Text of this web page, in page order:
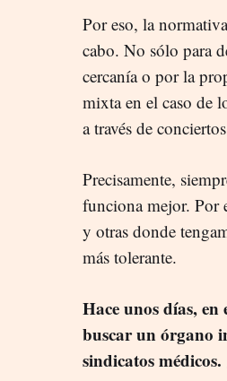
Por eso, la
cabo. No sólo para
cercanía o por la
mixta en el caso de
a través de
Precisamente,
funciona mejor. Por
y otras donde
más tolerante.
Hace unos días,
buscar un órgano
sindicatos